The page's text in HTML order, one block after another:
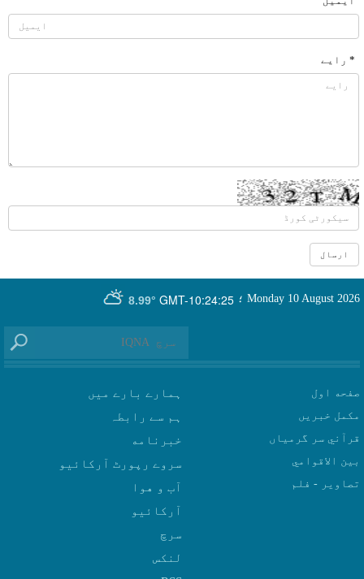
* رایے
GMT-10:24:25
8.99° Monday 10 August 2026 ؛
صفحه اول
مکمل خبریں
قرآني سر گرمياں
بين الاقوامي
تصاوير - فلم
ہمارے بارے میں
ہم سے رابطہ
سروے رپورٹ آرکائیو
آب و هوا
سرچ
لنکس